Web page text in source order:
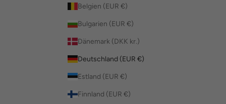
Belgien (EUR €)
Bulgarien (EUR €)
Dänemark (DKK kr.)
Deutschland (EUR €)
Estland (EUR €)
Finnland (EUR €)